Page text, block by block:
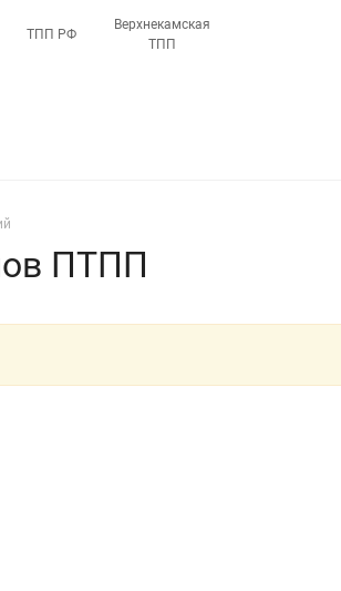
ТПП РФ
Верхнекамская
ТПП
ПТПП